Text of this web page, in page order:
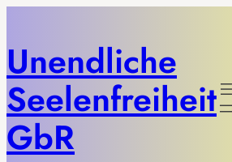
Unendliche
Seelenfreiheit
GbR